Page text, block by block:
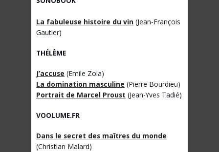
La fabuleuse histoire du vin (Jean-François
Gautier)
THÉLÈME
J’accuse (Emile Zola)
La domination masculine (Pierre Bourdieu)
Portrait de Marcel Proust (Jean-Yves Tadié)
VOOLUME.FR
Dans le secret des maîtres du monde
(Christian Malard)